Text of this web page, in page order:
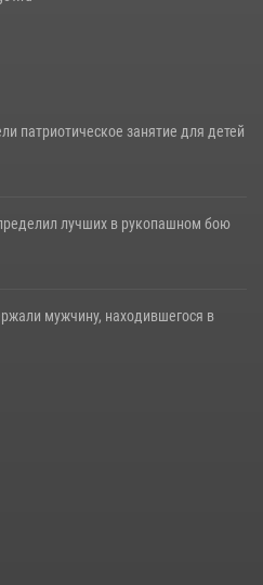
патриотическое занятие для детей
лучших в рукопашном бою
мужчину, находившегося в